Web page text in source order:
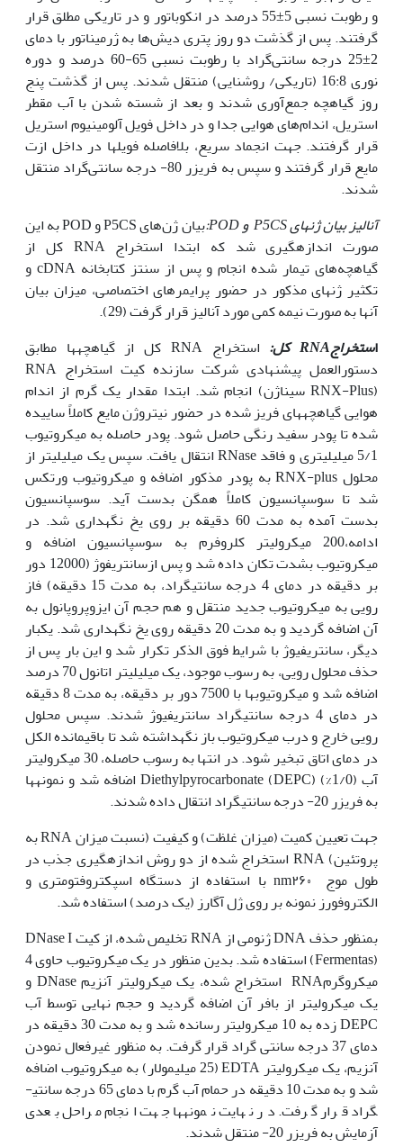
و رطوبت نسبی 5±55 درصد در انکوباتور و در تاریکی مطلق قرار
گرفتند. پس از گذشت دو روز پتری دیش‌ها به ژرمیناتور با دمای
2±25 درجه سانتی‌گراد با رطوبت نسبی 65-60 درصد و دوره
نوری 16:8 (تاریکی/ روشنایی) منتقل شدند. پس از گذشت پنج
روز گیاهچه جمع‌آوری شدند و بعد از شسته شدن با آب مقطر
استریل، اندام‌های هوایی جدا و در داخل فویل آلومینیوم استریل
قرار گرفتند. جهت انجماد سریع، بلافاصله فویل­ها در داخل ازت
مایع قرار گرفتند و سپس به فریزر 80- درجه سانتی‌گراد منتقل
شدند.
آنالیز بیان ژن­هایP5CSوPOD
:
بیان ژن‌های P5CS و POD به این
صورت اندازه­گیری شد که ابتدا استخراج RNA کل از
گیاهچه‌های تیمار شده انجام و پس از سنتز کتابخانه cDNA و
تکثیر ژن­های مذکور در حضور پرایمرهای اختصاصی، میزان بیان
آنها به صورت نیمه کمی مورد آنالیز قرار گرفت (29).
استخراجRNA کل:
استخراج RNA کل از گیاهچه­ها مطابق
دستورالعمل پیشنهادی شرکت سازنده کیت استخراج RNA
(RNX-Plus سیناژن) انجام شد. ابتدا مقدار یک گرم از اندام
هوایی گیاهچه­های فریز شده در حضور نیتروژن مایع کاملاً ساییده
شده تا پودر سفید رنگی حاصل شود. پودر حاصله به میکروتیوب
5/1 میلی­لیتری و فاقد RNase انتقال یافت. سپس یک میلی­لیتر از
محلول RNX-plus به پودر مذکور اضافه و میکروتیوب ورتکس
شد تا سوسپانسیون کاملاً همگن بدست آید. سوسپانسیون
بدست آمده به مدت 60 دقیقه بر روی یخ نگهداری شد. در
ادامه،200 میکرولیتر کلروفرم به سوسپانسیون اضافه و
میکروتیوب ­­بشدت تکان داده شد و پس ازسانتریفوژ (12000 دور
بر دقیقه در دمای 4 درجه سانتی­گراد، به مدت 15 دقیقه) فاز
رویی به میکروتیوب جدید منتقل و هم حجم آن ایزوپروپانول به
آن اضافه گردید و به مدت 20 دقیقه روی یخ نگهداری شد. یکبار
دیگر، سانتریفیوژ با شرایط فوق الذکر تکرار شد و این بار پس از
حذف محلول رویی، به رسوب موجود، یک میلی­لیتر اتانول 70 درصد
اضافه شد و میکروتیوب­ها با 7500 دور بر دقیقه، به مدت 8 دقیقه
در دمای 4 درجه سانتی­گراد سانتریفیوژ شدند. سپس محلول
رویی خارج و درب میکروتیوب باز نگه­داشته شد تا باقیمانده الکل
در دمای اتاق تبخیر شود. در انتها به رسوب حاصله، 30 میکرولیتر
آب Diethylpyrocarbonate (DEPC) (%1/0) اضافه شد و نمونه­ها
به فریزر 20- درجه سانتی­گراد انتقال داده شدند.
جهت تعیین کمیت (میزان غلظت) و کیفیت (نسبت میزان RNA به
پروتئین) RNA استخراج ‌شده از دو روش اندازه­گیری جذب در
طول ‌موج‌ nm۲۶۰ با استفاده از دستگاه اسپکتروفتومتری و
الکتروفورز نمونه بر روی ژل آگارز (یک درصد) استفاده شد.
بمنظور حذف DNA ژنومی از RNA تخلیص شده، از کیت DNase I
(Fermentas) استفاده شد. بدین منظور در یک میکروتیوب حاوی 4
میکروگرمRNA استخراج شده، یک میکرولیتر آنزیم DNase و
یک میکرولیتر از بافر آن اضافه گردید و حجم نهایی توسط آب
DEPC زده به 10 میکرولیتر رسانده شد و به مدت 30 دقیقه در
دمای 37 درجه سانتی گراد قرار گرفت. به منظور غیر­فعال­ نمودن
آنزیم، یک میکرولیتر EDTA (25 میلی­مولار) به میکروتیوب اضافه
شد و به مدت 10 دقیقه در حمام آب گرم با دمای 65 درجه سانتی­
گراد قرار گرفت. در نهایت نمونه­ها جهت انجام مراحل بعدی
آزمایش به فریزر 20- منتقل شدند.